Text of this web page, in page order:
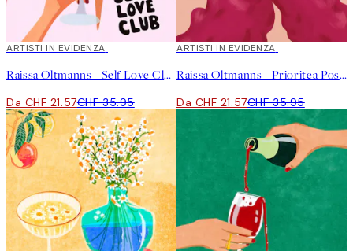
40%*
ARTISTI IN EVIDENZA
Raissa Oltmanns - Self Love Club Poster
Da CHF 21.57CHF 35.95
40%*
ARTISTI IN EVIDENZA
Raissa Oltmanns - Prioritea Poster
Da CHF 21.57CHF 35.95